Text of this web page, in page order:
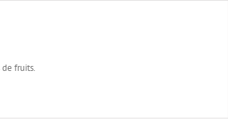
fruits.